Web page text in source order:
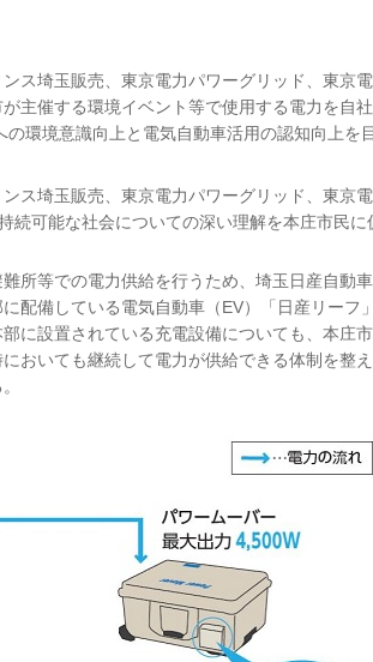
ス埼玉販売、東京電力パワーグリッド、東京
主催する環境イベント等で使用する電力を自
の環境意識向上と電気自動車活用の認知向上を目
ス埼玉販売、東京電力パワーグリッド、東京
続可能な社会についての深い理解を本庄市民に
所等での電力供給を行うため、埼玉日産自動車
配備している電気自動車（EV）「日産リーフ」
に設置されている充電設備についても、本庄
おいても継続して電力が供給できる体制を整え